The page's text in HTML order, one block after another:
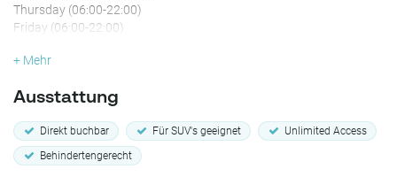
Thursday (06:00-22:00)
Friday (06:00-22:00)
+ Mehr
Ausstattung
Direkt buchbar Für SUV's geeignet
Unlimited Access
Behindertengerecht